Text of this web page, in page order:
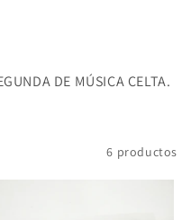
DE MÚSICA CELTA.
6 productos